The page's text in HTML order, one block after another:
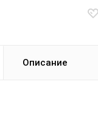
Описание